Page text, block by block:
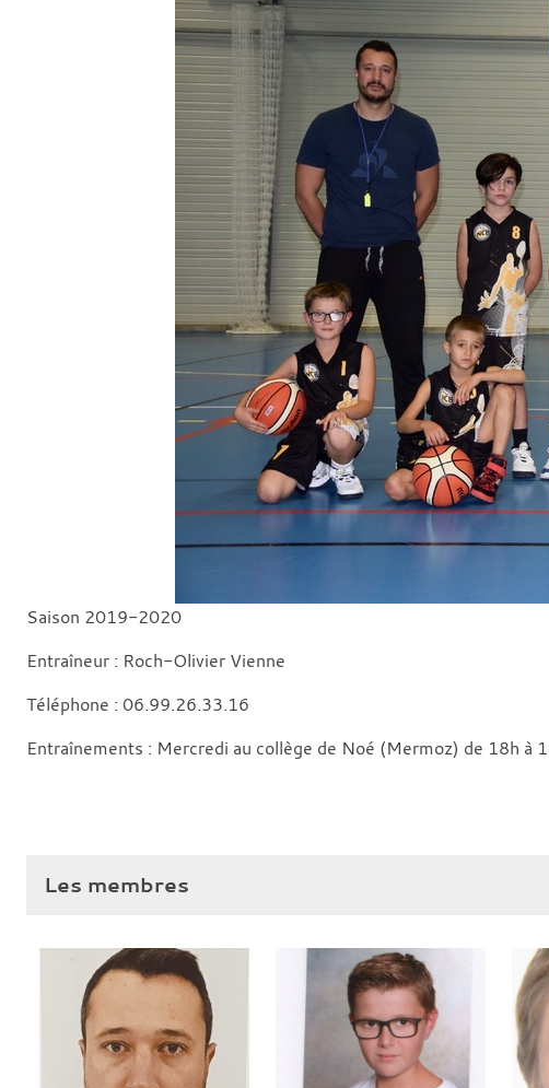
Saison 2019-2020
Entraîneur : Roch-Olivier Vienne
Téléphone : 06.99.26.33.16
Entraînements : Mercredi au collège de Noé (Mermoz) de 18h à
Les membres